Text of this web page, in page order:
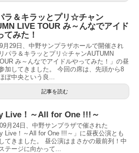
ラ＆キラッとプリ☆チャン
LIVE TOUR み～んなでアイド
てみた！
月29日、中野サンプラザホールで開催され
パラ＆キラッとプリ☆チャンAUTUMN
み～んなでアイドルやってみた！」の昼
加してきました。 今回の席は、先頭から8
ぼ中央という良...
記事を読む
Live！～All for One !!!～
月24日、中野サンプラザで催された
Live！～All for One !!!～」に昼夜公演とも
てきました。 昼公演はまさかの最前列！中
テージに向かって...